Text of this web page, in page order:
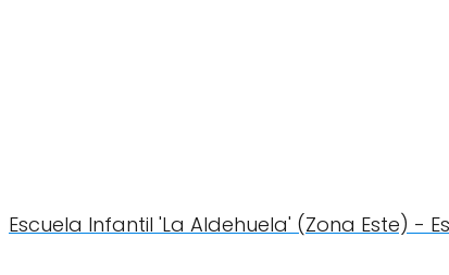
Escuela Infantil 'La Aldehuela' (Zona Este) -